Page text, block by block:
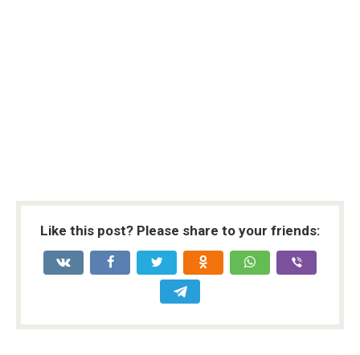
Like this post? Please share to your friends: